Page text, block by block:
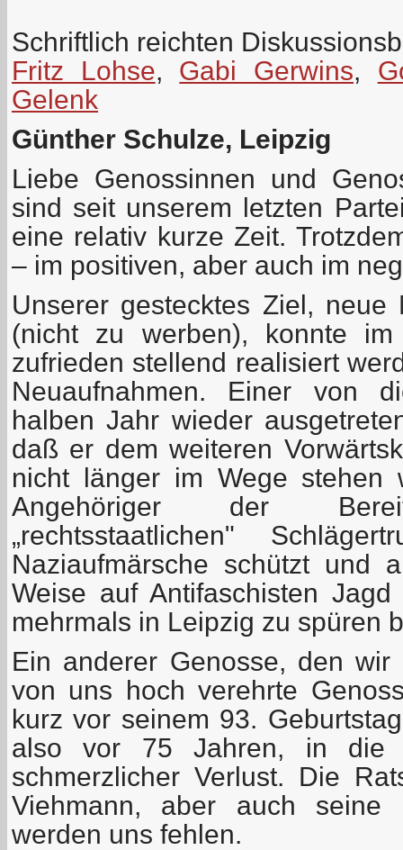
Schriftlich reichten
Fritz Lohse, Gabi Gerwins,
Gelenk
Günther Schulze, Leipzig
Liebe Genossinnen und
sind seit unserem letzten
eine relativ kurze Zeit.
– im positiven, aber auch im
Unserer gestecktes Ziel, neue
(nicht zu werben), konnte im
zufrieden stellend realisiert
Neuaufnahmen. Einer von
halben Jahr wieder
daß er dem weiteren
nicht länger im Wege stehen
Angehöriger der
„rechtsstaatlichen"
Naziaufmärsche schützt und
Weise auf Antifaschisten
mehrmals in Leipzig zu spüren
Ein anderer Genosse, den
von uns hoch verehrte
kurz vor seinem 93.
also vor 75 Jahren, in die
schmerzlicher Verlust. Die
Viehmann, aber auch seine
werden uns fehlen.